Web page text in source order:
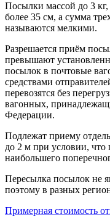
Посылки массой до 3
более 35 см, а сумма
называются мелкими.
Разрешается приём
превышают
посылок в почтовые
средствами
перевозятся без
вагонных,
Федерации.
Подлежат приему
до 2 м при условии,
наибольшего
Пересылка посылок не
поэтому в разных
Примерная стоимость